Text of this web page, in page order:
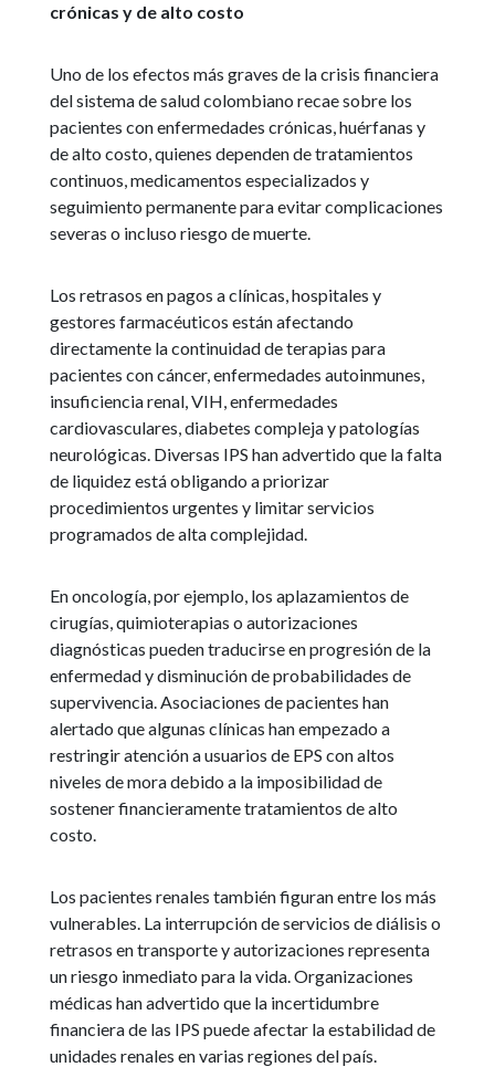
crónicas y de alto costo
Uno de los efectos más graves de la crisis financiera
del sistema de salud colombiano recae sobre los
pacientes con enfermedades crónicas, huérfanas y
de alto costo, quienes dependen de tratamientos
continuos, medicamentos especializados y
seguimiento permanente para evitar complicaciones
severas o incluso riesgo de muerte.
Los retrasos en pagos a clínicas, hospitales y
gestores farmacéuticos están afectando
directamente la continuidad de terapias para
pacientes con cáncer, enfermedades autoinmunes,
insuficiencia renal, VIH, enfermedades
cardiovasculares, diabetes compleja y patologías
neurológicas. Diversas IPS han advertido que la falta
de liquidez está obligando a priorizar
procedimientos urgentes y limitar servicios
programados de alta complejidad.
En oncología, por ejemplo, los aplazamientos de
cirugías, quimioterapias o autorizaciones
diagnósticas pueden traducirse en progresión de la
enfermedad y disminución de probabilidades de
supervivencia. Asociaciones de pacientes han
alertado que algunas clínicas han empezado a
restringir atención a usuarios de EPS con altos
niveles de mora debido a la imposibilidad de
sostener financieramente tratamientos de alto
costo.
Los pacientes renales también figuran entre los más
vulnerables. La interrupción de servicios de diálisis o
retrasos en transporte y autorizaciones representa
un riesgo inmediato para la vida. Organizaciones
médicas han advertido que la incertidumbre
financiera de las IPS puede afectar la estabilidad de
unidades renales en varias regiones del país.